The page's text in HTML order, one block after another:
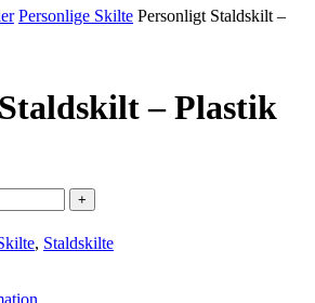
Personlige Skilte Personligt Staldskilt –
– Plastik
, Staldskilte